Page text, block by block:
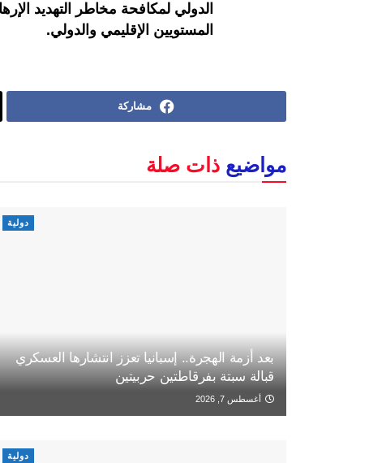
الدولي لمكافحة مخاطر التهديد
المستويين الإقليمي والدولي.
مشاركة
مواضيع ذات صلة
دولية
بعد أزمة الهجرة.. إسبانيا تعزز انتشارها العسكري
قبالة سبتة بفرقاطتين حربيتين
أغسطس 7, 2026
دولية